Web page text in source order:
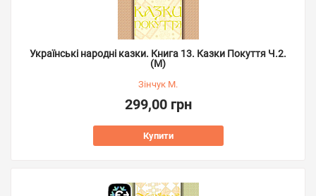
Українські народні казки. Книга 13. Казки Покуття Ч.2.
(М)
Зінчук М.
299,00 грн
Купити